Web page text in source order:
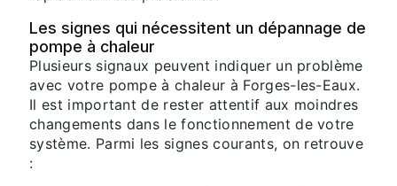
Les signes qui nécessitent un dépannage de
pompe à chaleur
Plusieurs signaux peuvent indiquer un problème
avec votre pompe à chaleur à Forges-les-Eaux.
Il est important de rester attentif aux moindres
changements dans le fonctionnement de votre
système. Parmi les signes courants, on retrouve
: